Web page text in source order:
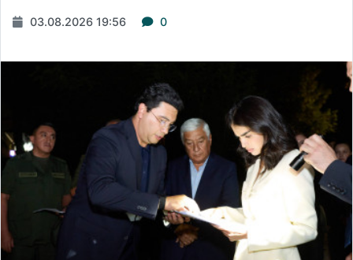
03.08.2026 19:56 0